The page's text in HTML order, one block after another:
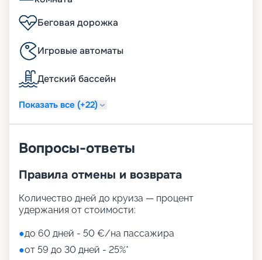
На нашем сайте вы можете купить путевку
онлайн не выходя из дома. Мы собрали для вас
всю необходимую информацию: расписание
маршрутов на 2026 - 2027 г., цену путевки, схему
теплохода, описание кают, фото интерьеров,
отзывы туристов. Воспользуйтесь услугой
каюты. Вас ожидают Барселона, Рио-де-
города! Счастливого плавания!
Беговая дорожка
Игровые автоматы
Детский бассейн
Показать все (+22)
Вопросы-ответы
Правила отмены и возврата
Количество дней до круиза — процент
удержания от стоимости:
●до 60 дней - 50 €/на пассажира
●от 59 до 30 дней - 25%*